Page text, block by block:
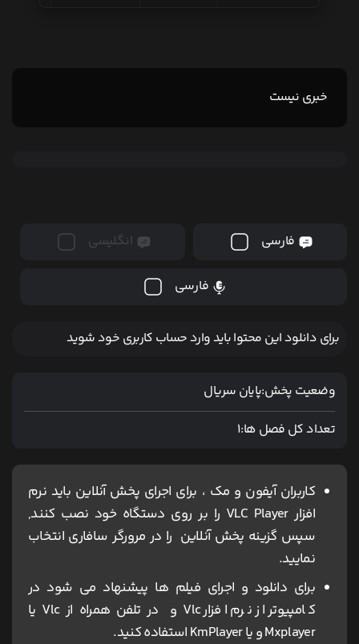
خبری نیست
فارسی انگلیسی
فارسی
برای دانلود این محتوا باید وارد حساب کاربری خود شوید
وضعیت پخش:پایان سریال
تعداد کل فصل ها:1
کاربران آیفون و مک ، برای اجرای پخش آنلاین باید نرم
افزار VLC Player را بر روی دستگاه خود نصب کنند,
سپس گزینه پخش آنلاین را در مرورگر سافاری انتخاب
نمایید.
برای دانلود و اجرای فیلم ها پیشنهاد می شود در
کامپیوتر از نرم افزار Vlc و در تلفن همراه از Vlc یا
Mxplayer و یا KmPlayer استفاده کنید.